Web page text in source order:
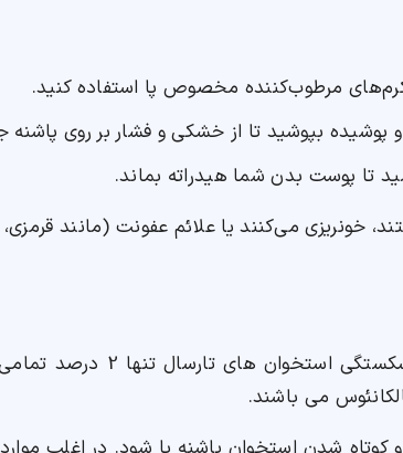
مرطوب‌کننده مخصوص پا استفاده کنید.
بپوشید تا از خشکی و فشار بر روی پاشنه
تا پوست بدن شما هیدراته بماند.
خونریزی می‌کنند یا علائم عفونت (مانند قرمزی،
شکستگی پاشنه پا
می باشند.